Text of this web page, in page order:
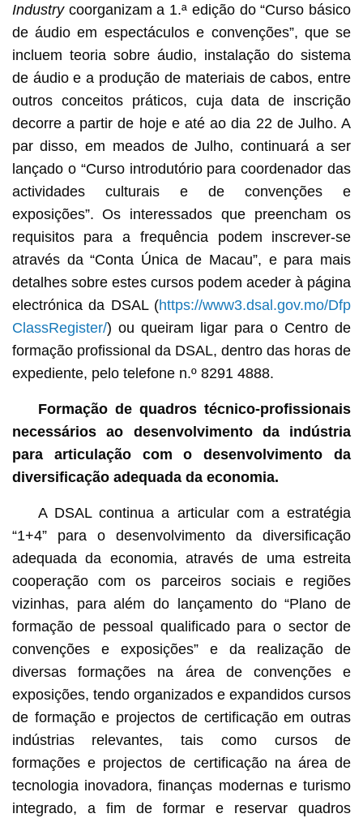
Industrycoorganizam a 1.ª edição do “Curso básico
de áudio em espectáculos e convenções”, que se
incluem teoria sobre áudio, instalação do sistema
de áudio e a produção de materiais de cabos, entre
outros conceitos práticos, cuja data de inscrição
decorre a partir de hoje e até ao dia 22 de Julho. A
par disso, em meados de Julho, continuará a ser
lançado o “Curso introdutório para coordenador das
actividades culturais e de convenções e
exposições”. Os interessados que preencham os
requisitos para a frequência podem inscrever-se
através da “Conta Única de Macau”, e para mais
detalhes sobre estes cursos podem aceder à página
electrónica da DSAL (https://www3.dsal.gov.mo/Dfp
ClassRegister/) ou queiram ligar para o Centro de
formação profissional da DSAL, dentro das horas de
expediente, pelo telefone n.º 8291 4888.
Formação de quadros técnico-profissionais
necessários ao desenvolvimento da indústria
para articulação com o desenvolvimento da
diversificação adequada da economia.
A DSAL continua a articular com a estratégia
“1+4” para o desenvolvimento da diversificação
adequada da economia, através de uma estreita
cooperação com os parceiros sociais e regiões
vizinhas, para além do lançamento do “Plano de
formação de pessoal qualificado para o sector de
convenções e exposições” e da realização de
diversas formações na área de convenções e
exposições, tendo organizados e expandidos cursos
de formação e projectos de certificação em outras
indústrias relevantes, tais como cursos de
formações e projectos de certificação na área de
tecnologia inovadora, finanças modernas e turismo
integrado, a fim de formar e reservar quadros